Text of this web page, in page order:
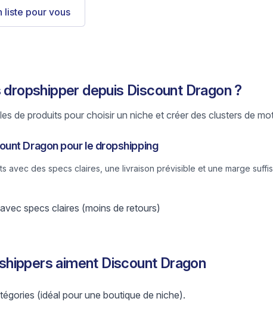
liste pour vous
depuis Discount Dragon ?
de produits pour choisir un niche et créer des clusters de
Dragon pour le dropshipping
avec des specs claires, une livraison prévisible et une marge
specs claires (moins de retours)
aiment Discount Dragon
(idéal pour une boutique de niche).